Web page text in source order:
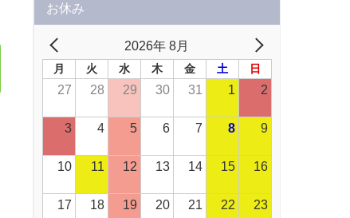
お休み
2026年 8月
月 火 水 木 金 土 日
27 28 29 30 31 1 2
3 4 5 6 7 8 9
10 11 12 13 14 15 16
17 18 19 20 21 22 23